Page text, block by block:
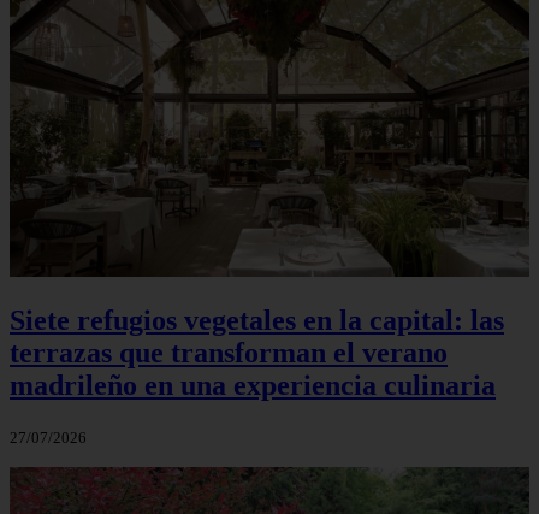
Siete refugios vegetales en la capital: las
terrazas que transforman el verano
madrileño en una experiencia culinaria
27/07/2026